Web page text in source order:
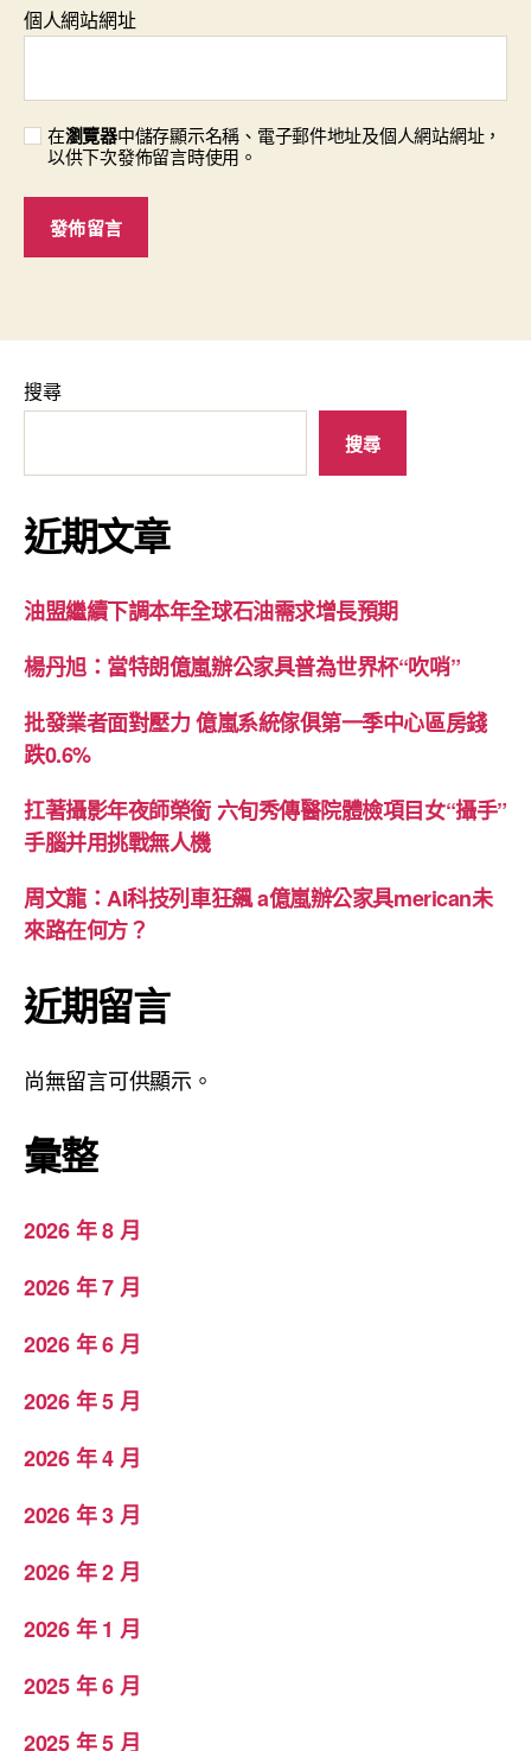
個人網站網址
在瀏覽器中儲存顯示名稱、電子郵件地址及個人網站網址，
以供下次發佈留言時使用。
搜尋
搜尋
近期文章
油盟繼續下調本年全球石油需求增長預期
楊丹旭：當特朗億嵐辦公家具普為世界杯“吹哨”
批發業者面對壓力 億嵐系統傢俱第一季中心區房錢
跌0.6%
扛著攝影年夜師榮銜 六旬秀傳醫院體檢項目女“攝手”
手腦并用挑戰無人機
周文龍：AI科技列車狂飆 a億嵐辦公家具merican未
來路在何方？
近期留言
尚無留言可供顯示。
彙整
2026 年 8 月
2026 年 7 月
2026 年 6 月
2026 年 5 月
2026 年 4 月
2026 年 3 月
2026 年 2 月
2026 年 1 月
2025 年 6 月
2025 年 5 月